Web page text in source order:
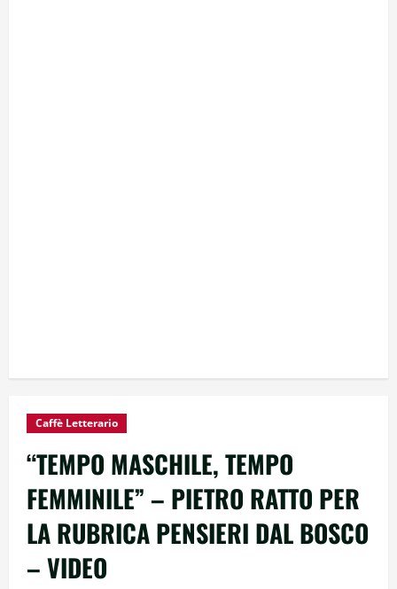
Caffè Letterario
“TEMPO MASCHILE, TEMPO
FEMMINILE” – PIETRO RATTO PER
LA RUBRICA PENSIERI DAL BOSCO
– VIDEO